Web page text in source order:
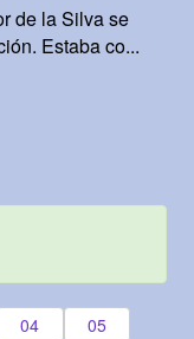
de la Silva se
Estaba co...
04
05